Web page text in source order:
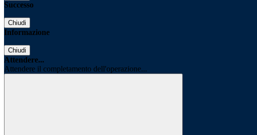
Successo
Chiudi
Informazione
Chiudi
Attendere...
Attendere il completamento dell'operazione...